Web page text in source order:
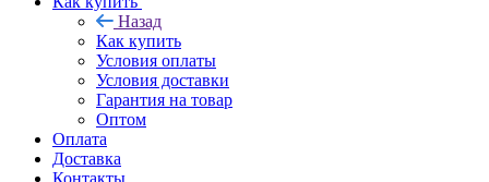
Назад
Как купить
Условия оплаты
Условия доставки
Гарантия на товар
Оптом
Оплата
Доставка
Контакты